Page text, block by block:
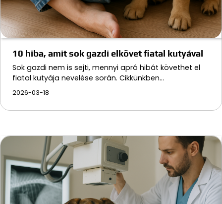
10 hiba, amit sok gazdi elkövet fiatal kutyával
Sok gazdi nem is sejti, mennyi apró hibát követhet el
fiatal kutyája nevelése során. Cikkünkben…
2026-03-18